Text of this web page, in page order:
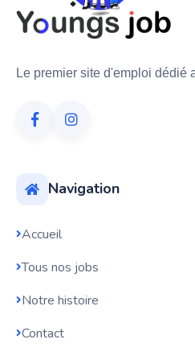
Le premier site d'emploi dédié
Navigation
Accueil
Tous nos jobs
Notre histoire
Contact